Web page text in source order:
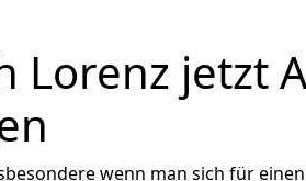
Lorenz jetzt
wenn man sich für